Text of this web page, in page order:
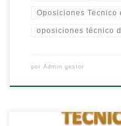
Oposiciones Tecnico
oposiciones técnico
por Admin gestor